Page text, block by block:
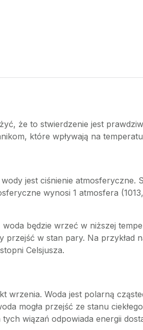
że to stwierdzenie jest
które wpływają na
jest ciśnienie
wynosi 1 atmosfera
będzie wrzeć w niższej
w stan pary. Na przykład
Celsjusza.
wrzenia. Woda jest polarną
mogła przejść ze stanu
wiązań odpowiada energii